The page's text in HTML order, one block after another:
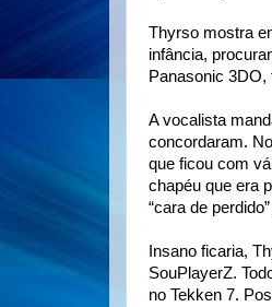
Thyrso mostra
infância,
Panasonic
A vocalista
concordaram.
que ficou com
chapéu que era
“cara de
Insano ficaria,
SouPlayerZ.
no Tekken 7.